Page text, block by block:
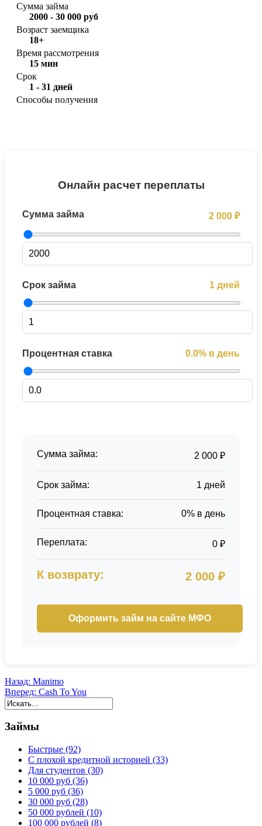
Сумма займа
2000 - 30 000 руб
Возраст заемщика
18+
Время рассмотрения
15 мин
Срок
1 - 31 дней
Способы получения
Онлайн расчет переплаты
Сумма займа 2 000 ₽
Срок займа 1 дней
Процентная ставка 0.0% в день
Сумма займа: 2 000 ₽
Срок займа: 1 дней
Процентная ставка: 0% в день
Переплата: 0 ₽
К возврату: 2 000 ₽
Оформить займ на сайте МФО
Назад: Manimo
Вперед: Cash To You
Займы
Быстрые (92)
С плохой кредитной историей (33)
Для студентов (30)
10 000 руб (36)
5 000 руб (36)
30 000 руб (28)
50 000 рублей (10)
100 000 рублей (8)